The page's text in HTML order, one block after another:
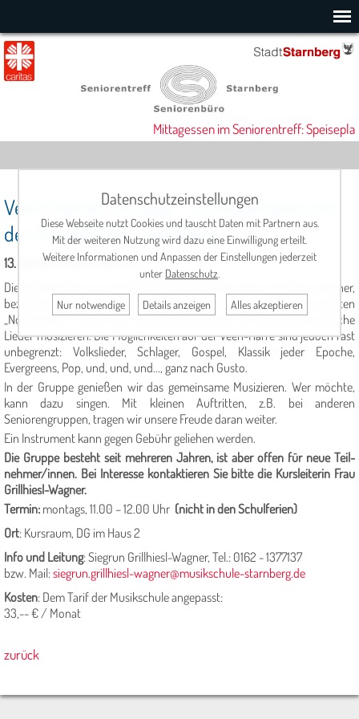
Mittagessen im Seniorentreff: Speiseplan
Veeh-Harfen-Gruppe – in Kooperation mit
der Musikschule Starnberg –
13. Oktober 2025, 11:00 Uhr
Die Veeh-Harfe ist ein Saiteninstrument, bei dem durch Zupfen ein feiner,
bezaubernder Klang entsteht. Anhand einer eigens dafür entwickelten
„Noten­schrift“ kann man ohne Vorkenntnisse von Anfang an einfache
Lieder musi­zieren. Die Möglichkeiten auf der Veeh-Harfe sind jedoch fast
unbegrenzt: Volkslieder, Schlager, Gospel, Klassik jeder Epoche,
Evergreens, Pop, und, und, und..., ganz nach Gusto.
In der Gruppe genießen wir das gemeinsame Musizieren. Wer möchte,
kann da­zu singen. Mit kleinen Auftritten, z.B. bei anderen
Seniorengruppen, tragen wir unsere Freude daran weiter.
Ein Instrument kann gegen Gebühr geliehen werden.
Die Gruppe besteht seit mehreren Jahren, ist aber offen für neue Teil­
nehmer/innen. Bei Interesse kontaktieren Sie bitte die Kursleiterin Frau
Grillhiesl-Wagner.
Termin: montags, 11.00 – 12.00 Uhr (nicht in den Schulferien)
Ort: Kursraum, DG im Haus 2
Info und Leitung:Siegrun Grillhiesl-Wagner, Tel.: 0162 - 1377137
bzw. Mail:siegrun.grillhiesl-wagner@musikschule-starnberg.de
Kosten: Dem Tarif der Musikschule angepasst:
33,-- € / Monat
zurück
Datenschutzeinstellungen
Diese Webseite nutzt Cookies und tauscht Daten mit Partnern aus.
Mit der weiteren Nutzung wird dazu eine Einwilligung erteilt.
Weitere Informationen und Anpassen der Einstellungen jederzeit
unter Datenschutz
Nur notwendige Details anzeigen Alles akzeptieren